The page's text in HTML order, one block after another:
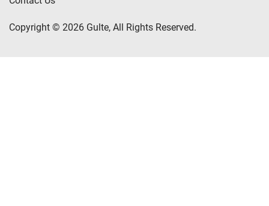
Copyright © 2026 Gulte, All Rights Reserved.